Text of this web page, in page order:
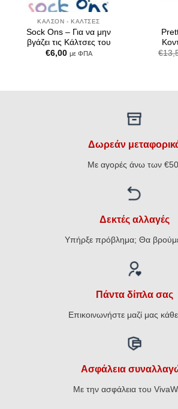
ΚΑΛΣΌΝ - ΚΆΛΤΣΕΣ
Sock Ons – Για να μην
βγάζει τις Κάλτσες του
€6,00 με ΦΠΑ
€
Δωρεάν
Με αγορές άνω των
Δεκτές αλλαγές
Υπήρξε πρόβλημα; Θα
Πάντα δίπλα σας
Επικοινωνήστε μαζί μας
Ασφάλεια
Με την ασφάλεια του